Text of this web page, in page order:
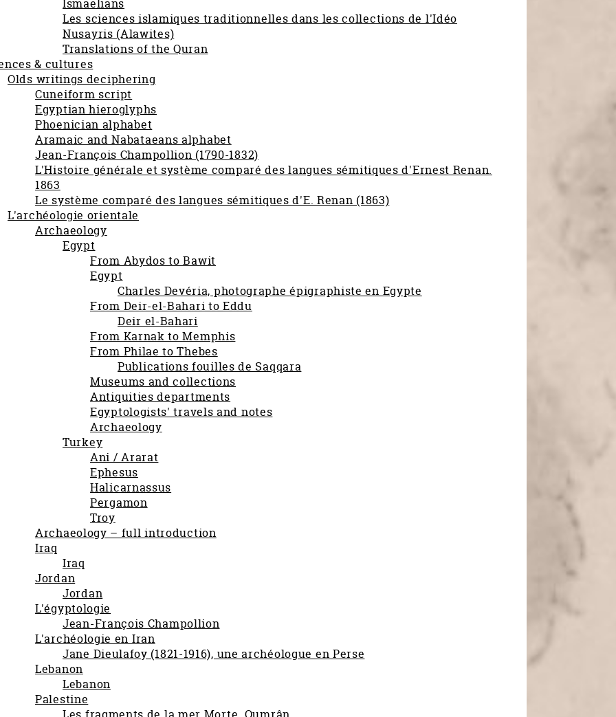
Ismaelians
Les sciences islamiques traditionnelles dans les collections de l'Idéo
Nusayris (Alawites)
Translations of the Quran
& cultures
Olds writings deciphering
Cuneiform script
Egyptian hieroglyphs
Phoenician alphabet
Aramaic and Nabataeans alphabet
Jean-François Champollion (1790-1832)
L'Histoire générale et système comparé des langues sémitiques d'Ernest Renan.
1863
Le système comparé des langues sémitiques d'E. Renan (1863)
L'archéologie orientale
Archaeology
Egypt
From Abydos to Bawit
Egypt
Charles Devéria, photographe épigraphiste en Egypte
From Deir-el-Bahari to Eddu
Deir el-Bahari
From Karnak to Memphis
From Philae to Thebes
Publications fouilles de Saqqara
Museums and collections
Antiquities departments
Egyptologists' travels and notes
Archaeology
Turkey
Ani / Ararat
Ephesus
Halicarnassus
Pergamon
Troy
Archaeology – full introduction
Iraq
Iraq
Jordan
Jordan
L'égyptologie
Jean-François Champollion
L'archéologie en Iran
Jane Dieulafoy (1821-1916), une archéologue en Perse
Lebanon
Lebanon
Palestine